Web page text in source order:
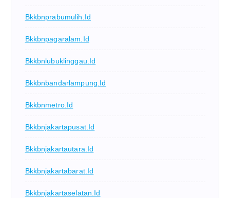
Bkkbnprabumulih.id
Bkkbnpagaralam.id
Bkkbnlubuklinggau.id
Bkkbnbandarlampung.id
Bkkbnmetro.id
Bkkbnjakartapusat.id
Bkkbnjakartautara.id
Bkkbnjakartabarat.id
Bkkbnjakartaselatan.id